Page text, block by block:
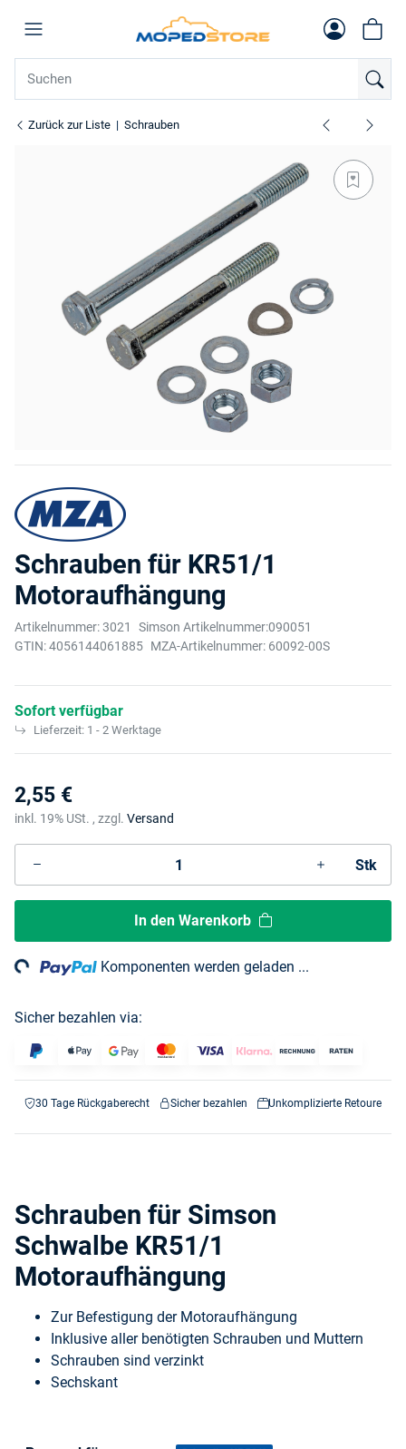
Zurück zur Liste Schrauben
Schrauben für KR51/1
Motoraufhängung
Artikelnummer:3021 Simson Artikelnummer:090051
GTIN:4056144061885 MZA-Artikelnummer: 60092-00S
Sofort verfügbar
Lieferzeit: 1 - 2 Werktage
2,55 €
inkl. 19% USt. , zzgl. Versand
Stk
In den Warenkorb
Komponenten werden geladen ...
Sicher bezahlen via:
30 Tage Rückgaberecht Sicher bezahlen Unkomplizierte Retoure
Schrauben für Simson
Schwalbe KR51/1
Motoraufhängung
Zur Befestigung der Motoraufhängung
Inklusive aller benötigten Schrauben und Muttern
Schrauben sind verzinkt
Sechskant